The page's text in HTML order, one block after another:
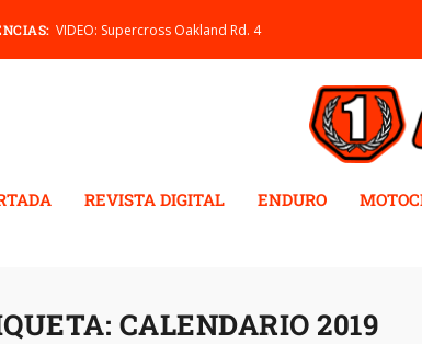
VIDEO: Supercross Oakland Rd. 4
REVISTA DIGITAL ENDURO
CALENDARIO 2019